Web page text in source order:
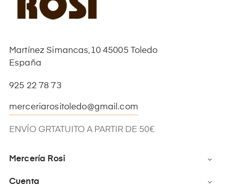
Martínez Simancas,10 45005 Toledo
España
925 22 78 73
merceriarositoledo@gmail.com
ENVÍO GRTATUITO A PARTIR DE 50€
Mercería Rosi 
Cuenta 